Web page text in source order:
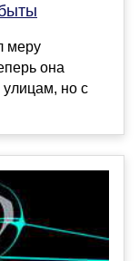
меру
она
улицам, но с